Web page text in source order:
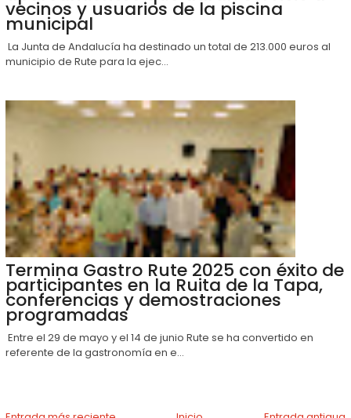
vecinos y usuarios de la piscina
municipal
La Junta de Andalucía ha destinado un total de 213.000 euros al
municipio de Rute para la ejec...
Termina Gastro Rute 2025 con éxito de
participantes en la Ruita de la Tapa,
conferencias y demostraciones
programadas
Entre el 29 de mayo y el 14 de junio Rute se ha convertido en
referente de la gastronomía en e...